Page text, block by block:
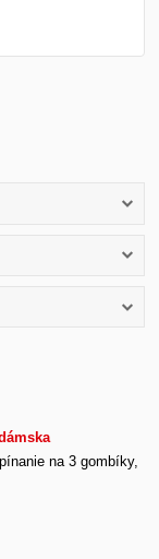
na 3 gombíky,